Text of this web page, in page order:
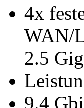
4x
WAN/
2.5
9.4